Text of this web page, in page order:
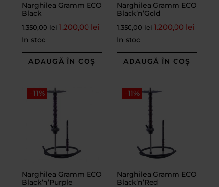
Narghilea Gramm ECO
Black
1.350,00lei 1.200,00 lei
In stoc
ADAUGĂ ÎN COȘ
Narghilea Gramm ECO
Black’n’Gold
1.350,00lei 1.200,00 lei
In stoc
ADAUGĂ ÎN COȘ
-11%
Narghilea Gramm ECO
Black’n’Purple
-11%
Narghilea Gramm ECO
Black’n’Red